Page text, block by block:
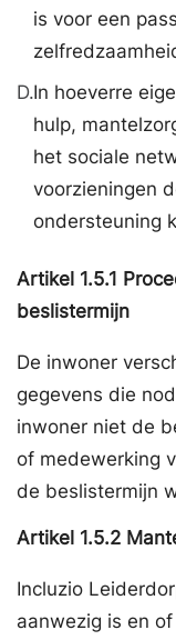
is voor een
D.In hoeverre
hulp,
het sociale
voorzieningen
ondersteuning
Artikel 1.5.1
beslistermijn
De inwoner
gegevens die
inwoner niet de
of medewerking
de beslistermijn
Artikel 1.5.2
Incluzio
aanwezig is en